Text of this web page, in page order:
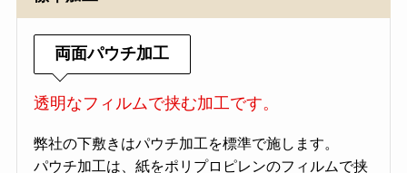
両面パウチ加工
透明なフィルムで挟む加工です。
弊社の下敷きはパウチ加工を標準で施します。
パウチ加工は、紙をポリプロピレンのフィルムで挟